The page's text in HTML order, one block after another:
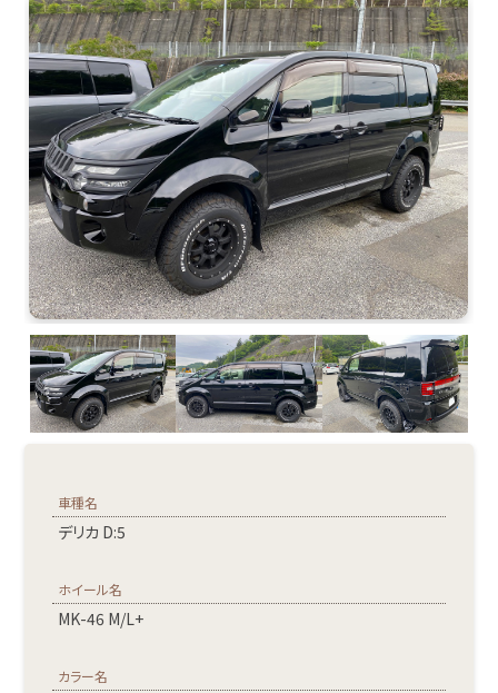
車種名
デリカ D:5
ホイール名
MK-46 M/L+
カラー名